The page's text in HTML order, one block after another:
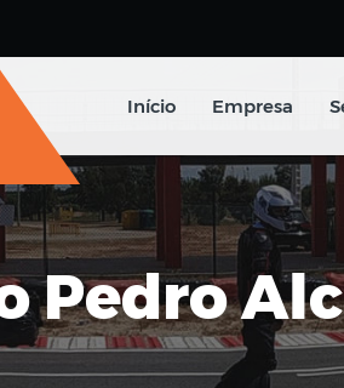
Início Empresa
Pedro